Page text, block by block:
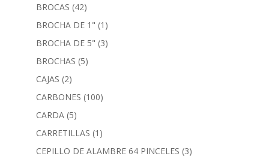
BROCAS (42)
BROCHA DE 1" (1)
BROCHA DE 5" (3)
BROCHAS (5)
CAJAS (2)
CARBONES (100)
CARDA (5)
CARRETILLAS (1)
CEPILLO DE ALAMBRE 64 PINCELES (3)